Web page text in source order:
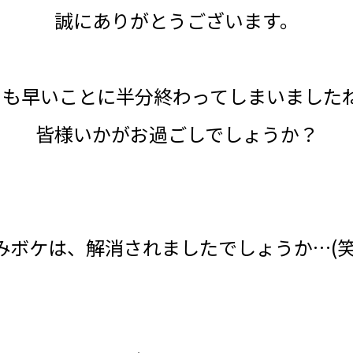
誠にありがとうございます。
早いことに半分終わってしまいました
皆様いかがお過ごしでしょうか？
ボケは、解消されましたでしょうか…(